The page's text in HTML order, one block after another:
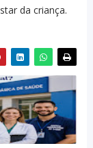
da criança.